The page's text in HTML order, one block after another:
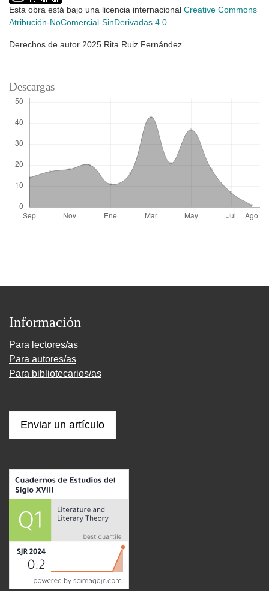
Esta obra está bajo una licencia internacional Creative Commons
Atribución-NoComercial-SinDerivadas 4.0
Derechos de autor 2025 Rita Ruiz Fernández
Descargas
Información
Para lectores/as
Para autores/as
Para bibliotecarios/as
Enviar un artículo